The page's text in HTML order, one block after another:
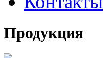
Продукция